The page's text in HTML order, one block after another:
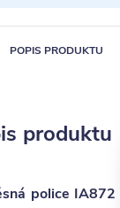
POPIS PRODUKTU
produktu
police IA872